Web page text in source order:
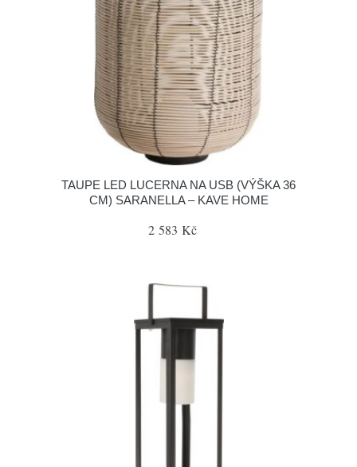
TAUPE LED LUCERNA NA USB (VÝŠKA 36
CM) SARANELLA – KAVE HOME
2 583 Kč